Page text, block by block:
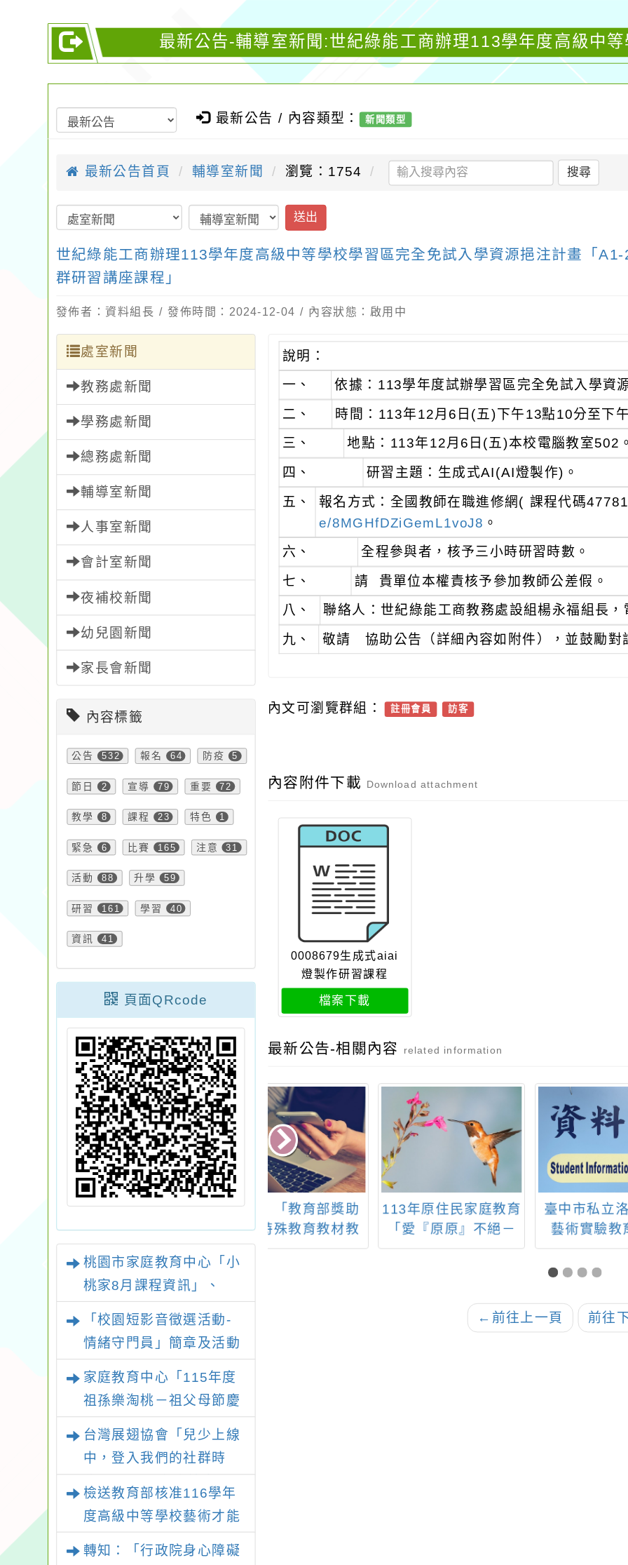
最新公告-輔導室新聞:世紀綠能工商辦理113學年度高級中
最新公告 / 內容類型： 新聞類型
最新公告首頁 輔導室新聞 瀏覽：1754 搜尋
送出
世紀綠能工商辦理113學年度高級中等學校學習區完全免試入學資源挹注計畫「
群研習講座課程」
發佈者：資料組長 / 發佈時間：2024-12-04 / 內容狀態：啟用中
處室新聞
教務處新聞
學務處新聞
總務處新聞
輔導室新聞
人事室新聞
會計室新聞
夜補校新聞
幼兒園新聞
家長會新聞
內容標籤
公告 532 報名 64 防疫 5
節日 2 宣導 79 重要 72
教學 8 課程 23 特色 1
緊急 6 比賽 165 注意 31
活動 88 升學 59
研習 161 學習 40
資訊 41
頁面QRcode
桃園市家庭教育中心「小
桃家8月課程資訊」、
同樂會」、「邁向下一站
幸福系列講座及成長團
體」海報，惠請貴機關
(學校)運用多元管道宣
導。
「校園短影音徵選活動-
情緒守門員」簡章及活動
家庭教育中心「115年度
祖孫樂淘桃－祖父母節慶
台灣展翅協會「兒少上線
中，登入我們的社群時
檢送教育部核准116學年
度高級中等學校藝術才能
轉知：「行政院身心障礙
說明：
一、
依據：113學年度試辦學習區完全免試入學資
二、
時間：113年12月6日(五)下午13點10分至下
三、
地點：113年12月6日(五)本校電腦教室502。
四、
研習主題：生成式AI(AI燈製作)。
五、 報名方式：全國教師在職進修網( 課程代碼
e/8MGHfDZiGemL1voJ8 。
六、
全程參與者，核予三小時研習時數。
七、 請 貴單位本權責核予參加教師公差假。
八、
聯絡人：世紀綠能工商教務處設組楊永福組長
九、
敬請 協助公告（詳細內容如附件），並鼓勵對
內文可瀏覽群組： 註冊會員 訪客
內容附件下載 Download attachment
0008679生成式aiai
燈製作研習課程
檔案下載
最新公告-相關內容 related information
度青溪國中數
班成果發表會
轉知：「教育部獎助
研發特殊教育教材教
具實施要點」
113年原住民家庭教育
「愛『原原』不絕－
親子共學同樂會」
臺中市私立洛克威爾
藝術實驗教育學校
「114學年度校園參觀
暨招生說明會」招生
轉知
團法
醫院
病友
← 前往上一頁 前往